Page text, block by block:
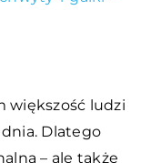
większość ludzi
Dlatego
– ale także